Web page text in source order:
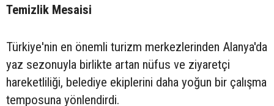
Temizlik Mesaisi
Türkiye'nin en önemli turizm merkezlerinden Alanya'da
yaz sezonuyla birlikte artan nüfus ve ziyaretçi
hareketliliği, belediye ekiplerini daha yoğun bir çalışma
temposuna yönlendirdi.